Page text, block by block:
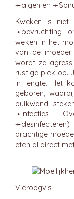
➛algen en ➛
Kweken is niet
➛bevruchting
weken in het
van de
wordt ze
rustige plek op.
in lengte. Het
geboren,
buikwand
➛infecties.
➛desinfecteren)
drachtige
eten al direct
Vieroogvis